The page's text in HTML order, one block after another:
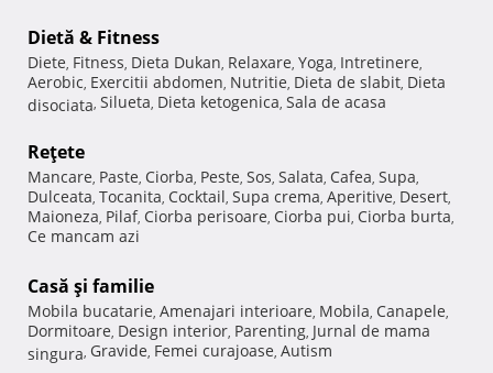
Dietă & Fitness
Diete, Fitness, Dieta Dukan, Relaxare, Yoga, Intretinere,
Aerobic, Exercitii abdomen, Nutritie, Dieta de slabit, Dieta
disociata, Silueta, Dieta ketogenica, Sala de acasa
Reţete
Mancare, Paste, Ciorba, Peste, Sos, Salata, Cafea, Supa,
Dulceata, Tocanita, Cocktail, Supa crema, Aperitive, Desert,
Maioneza, Pilaf, Ciorba perisoare, Ciorba pui, Ciorba burta,
Ce mancam azi
Casă şi familie
Mobila bucatarie, Amenajari interioare, Mobila, Canapele,
Dormitoare, Design interior, Parenting, Jurnal de mama
singura, Gravide, Femei curajoase, Autism